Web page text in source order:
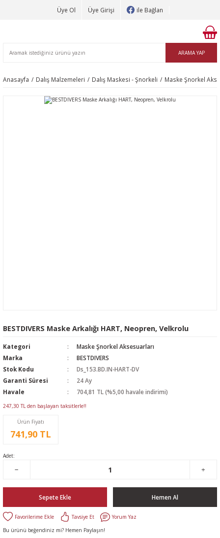
Üye Ol Üye Girişi ile Bağlan
ARAMA YAP
Anasayfa Dalış Malzemeleri Dalış Maskesi - Şnorkeli Maske Şnorkel
BESTDIVERS Maske Arkalığı HART, Neopren, Velkrolu
Kategori
Maske Şnorkel Aksesuarları
Marka
BESTDIVERS
Stok Kodu
Ds_153.BD.IN-HART-DV
Garanti Süresi
24 Ay
Havale
704,81 TL (%5,00 havale indirimi)
247,30 TL den başlayan taksitlerle!!
Ürün Fiyatı
741,90 TL
Adet:
Sepete Ekle Hemen Al
Tavsiye Et
Yorum Yaz
Bu ürünü beğendiniz mi? Hemen Paylaşın!